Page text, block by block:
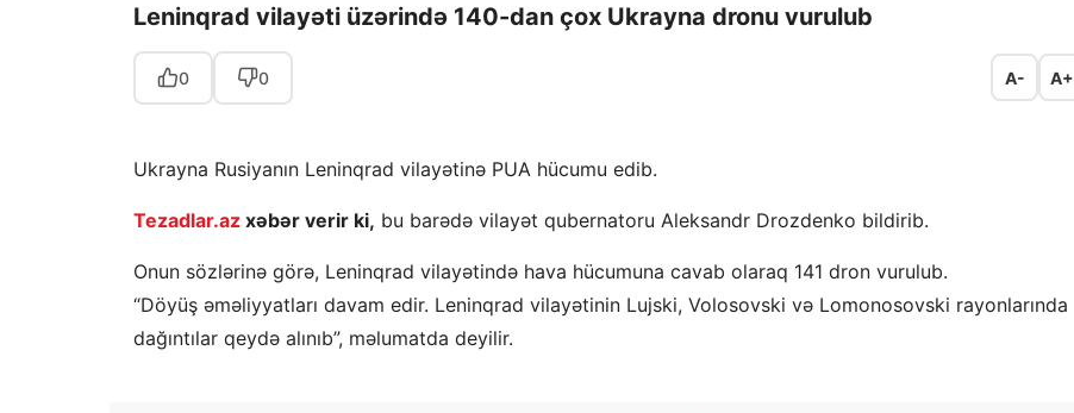
Leninqrad vilayəti üzərində 140-dan çox Ukrayna dronu vurulub
0 0 A- A+
Ukrayna Rusiyanın Leninqrad vilayətinə PUA hücumu edib.
Tezadlar.az xəbər verir ki, bu barədə vilayət qubernatoru Aleksandr Drozdenko bildirib.
Onun sözlərinə görə, Leninqrad vilayətində hava hücumuna cavab olaraq 141 dron vurulub.
“Döyüş əməliyyatları davam edir. Leninqrad vilayətinin Lujski, Volosovski və Lomonosovski rayonlarında
dağıntılar qeydə alınıb”, məlumatda deyilir.